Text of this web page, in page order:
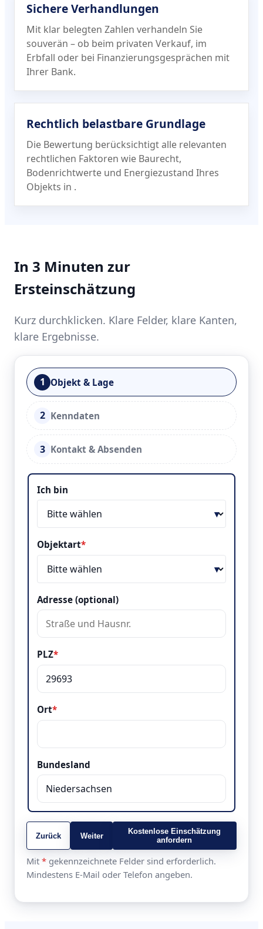
Sichere Verhandlungen
Mit klar belegten Zahlen verhandeln Sie
souverän – ob beim privaten Verkauf, im
Erbfall oder bei Finanzierungs­gesprächen mit
Ihrer Bank.
Rechtlich belastbare Grundlage
Die Bewertung berücksichtigt alle relevanten
rechtlichen Faktoren wie Baurecht,
Bodenrichtwerte und Energiezustand Ihres
Objekts in .
In 3 Minuten zur
Ersteinschätzung
Kurz durchklicken. Klare Felder, klare Kanten,
klare Ergebnisse.
1 Objekt & Lage
2 Kenndaten
3 Kontakt & Absenden
Objekt & Lage
Ich bin
Objektart*
Adresse (optional)
PLZ*
Ort*
Bundesland
Zurück Weiter
Kostenlose Einschätzung
anfordern
Mit * gekennzeichnete Felder sind erforderlich.
Mindestens E-Mail oder Telefon angeben.